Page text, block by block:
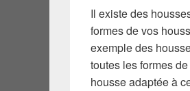
Il existe des
formes de vos
exemple des
toutes les formes
housse adaptée à